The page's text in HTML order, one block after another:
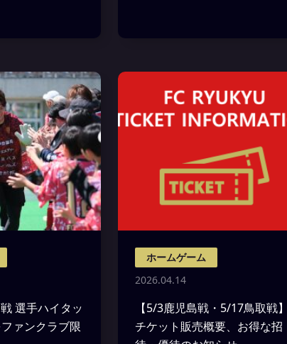
選手ハイタッ
ァンクラブ限
ホームゲーム
2026.04.14
【5/3鹿児島戦・5/17鳥取戦】
チケット販売概要、お得な招